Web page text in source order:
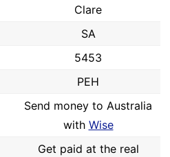
Clare
SA
5453
PEH
Send money to Australia
with Wise
Get paid at the real